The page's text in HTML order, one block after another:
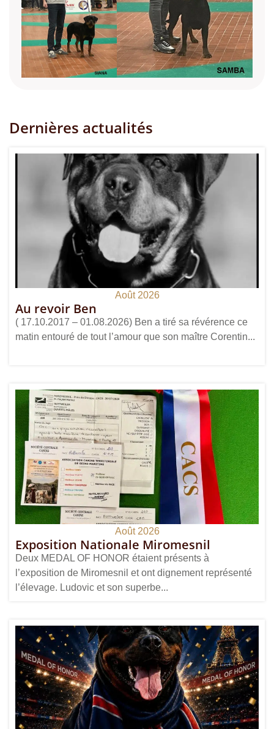
Dernières actualités
Août 2026
Au revoir Ben
( 17.10.2017 – 01.08.2026) Ben a tiré sa révérence ce
matin entouré de tout l’amour que son maître Corentin...
Août 2026
Exposition Nationale Miromesnil
Deux MEDAL OF HONOR étaient présents à
l’exposition de Miromesnil et ont dignement représenté
l’élevage. Ludovic et son superbe...